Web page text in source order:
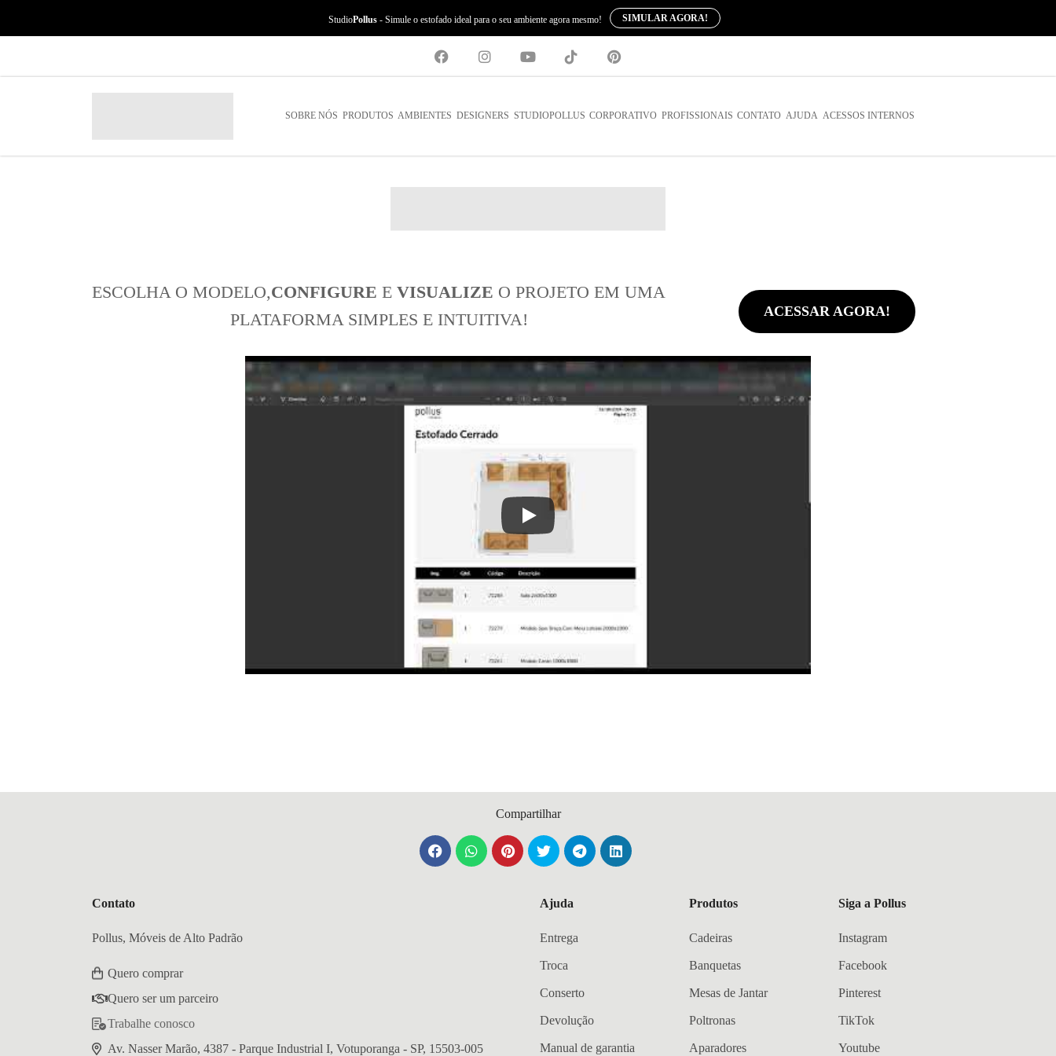
StudioPollus- Simule o estofado ideal para o seu ambiente agora mesmo! SIMULAR AGORA!
SOBRE NÓS PRODUTOS AMBIENTES DESIGNERS STUDIOPOLLUS CORPORATIVO PROFISSIONAIS CONTATO AJUDA ACESSOS INTERNOS
ESCOLHA O MODELO,CONFIGURE E VISUALIZE O PROJETO EM UMA
PLATAFORMA SIMPLES E INTUITIVA!
ACESSAR AGORA!
Compartilhar
Contato
Pollus, Móveis de Alto Padrão
Quero comprar
Quero ser um parceiro
Trabalhe conosco
Av. Nasser Marão, 4387 - Parque Industrial I, Votuporanga - SP, 15503-005
Ajuda
Entrega
Troca
Conserto
Devolução
Manual de garantia
Produtos
Cadeiras
Banquetas
Mesas de Jantar
Poltronas
Aparadores
Siga a Pollus
Instagram
Facebook
Pinterest
TikTok
Youtube